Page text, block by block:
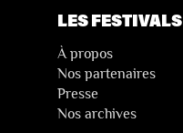
LES FESTIVALS
À propos
Nos partenaires
Presse
Nos archives